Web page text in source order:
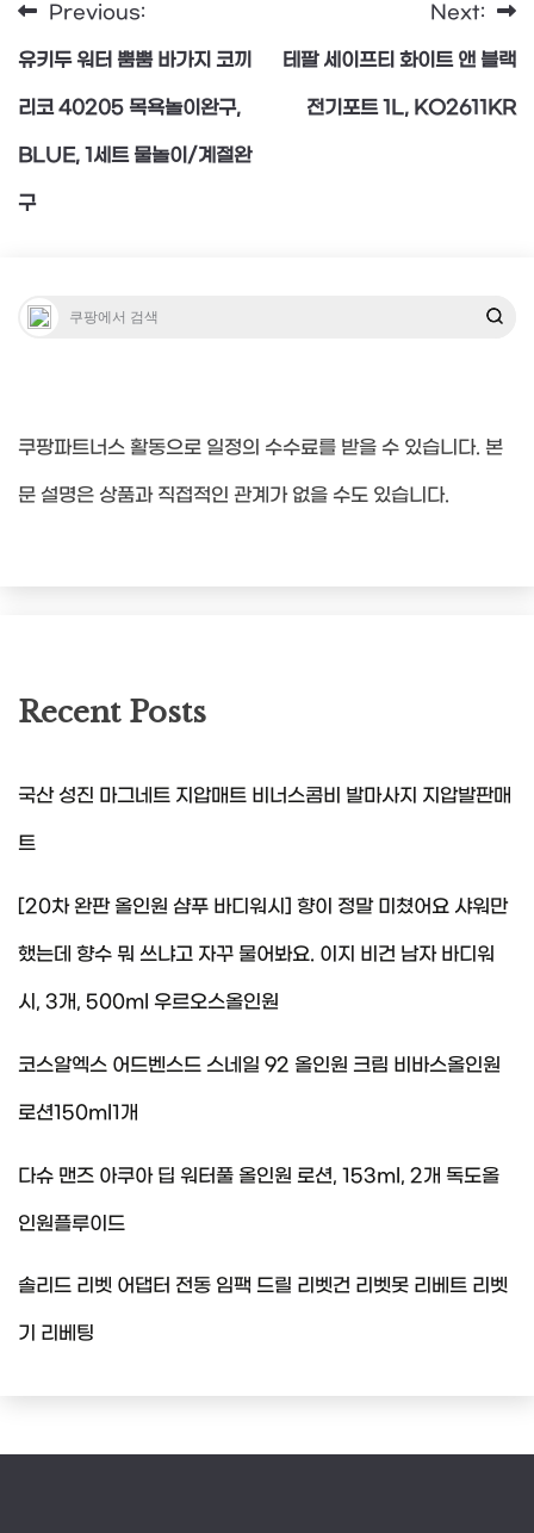
글
탐
색
Previous:
유키두 워터 뿜뿜 바가지 코끼
리코 40205 목욕놀이완구,
BLUE, 1세트 물놀이/계절완
구
Next:
테팔 세이프티 화이트 앤 블랙
전기포트 1L, KO2611KR
쿠팡파트너스 활동으로 일정의 수수료를 받을 수 있습니다. 본
문 설명은 상품과 직접적인 관계가 없을 수도 있습니다.
Recent Posts
국산 성진 마그네트 지압매트 비너스콤비 발마사지 지압발판매
트
[20차 완판 올인원 샴푸 바디워시] 향이 정말 미쳤어요 샤워만
했는데 향수 뭐 쓰냐고 자꾸 물어봐요. 이지 비건 남자 바디워
시, 3개, 500ml 우르오스올인원
코스알엑스 어드벤스드 스네일 92 올인원 크림 비바스올인원
로션150ml1개
다슈 맨즈 아쿠아 딥 워터풀 올인원 로션, 153ml, 2개 독도올
인원플루이드
솔리드 리벳 어댑터 전동 임팩 드릴 리벳건 리벳못 리베트 리벳
기 리베팅